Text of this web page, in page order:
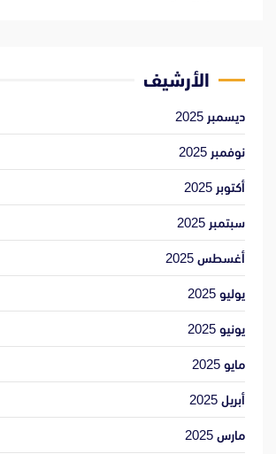
الأرشيف
ديسمبر 2025
نوفمبر 2025
أكتوبر 2025
سبتمبر 2025
أغسطس 2025
يوليو 2025
يونيو 2025
مايو 2025
أبريل 2025
مارس 2025